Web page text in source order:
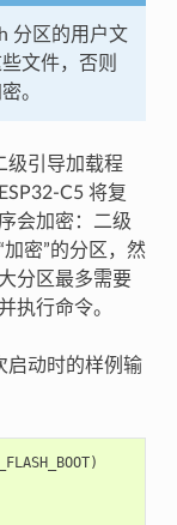
分区的用户文
文件，否则
。
级引导加载程
C5 将复
会加密：二级
密”的分区，然
分区最多需要
执行命令。
启动时的样例输